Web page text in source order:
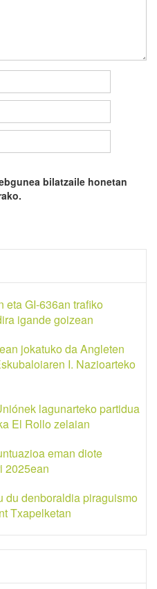
bilatzaile honetan
eta GI-636an trafiko
igande goizean
jokatuko da Angleten
I. Nazioarteko
lagunarteko partidua
El Rollo zelaian
eman diote
2025ean
du denboraldia piraguismo
Txapelketan